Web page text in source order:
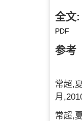
全文:
PDF
参考
常超,
月
常超,